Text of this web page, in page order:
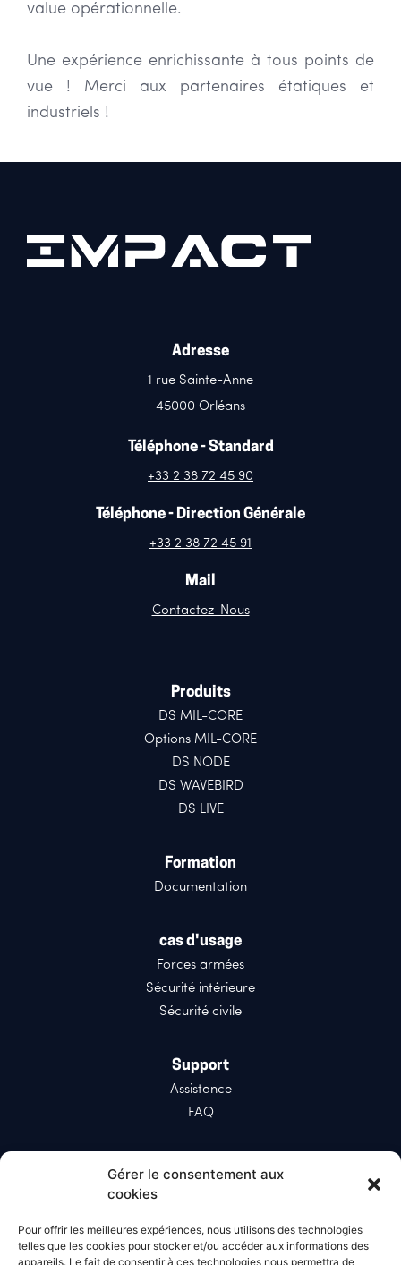
Gérer le consentement aux
cookies
Pour offrir les meilleures expériences, nous utilisons des technologies
telles que les cookies pour stocker et/ou accéder aux informations des
appareils. Le fait de consentir à ces technologies nous permettra de
value opérationnelle.
Une expérience enrichissante à tous points de
vue ! Merci aux partenaires étatiques et
industriels !
Adresse
1 rue Sainte-Anne
45000 Orléans
Téléphone - Standard
+33 2 38 72 45 90
Téléphone - Direction Générale
+33 2 38 72 45 91
Mail
Contactez-Nous
Produits
DS MIL-CORE
Options MIL-CORE
DS NODE
DS WAVEBIRD
DS LIVE
Formation
Documentation
cas d'usage
Forces armées
Sécurité intérieure
Sécurité civile
Support
Assistance
FAQ
Réseaux sociaux